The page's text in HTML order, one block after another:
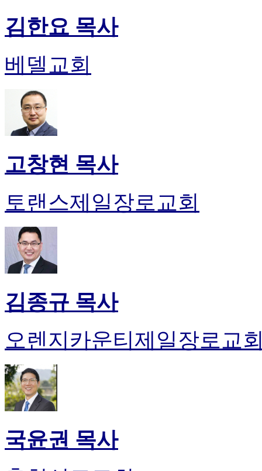
김한요 목사
베델교회
고창현 목사
토랜스제일장로교회
김종규 목사
오렌지카운티제일장로교
국윤권 목사